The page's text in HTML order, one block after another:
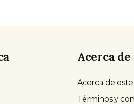
Acerca
Acerca de este
Términos y